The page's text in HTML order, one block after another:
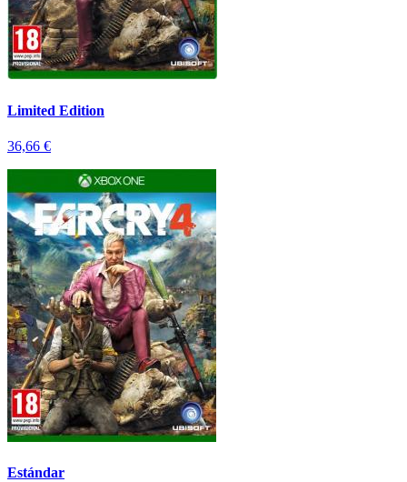
Limited Edition
36,66 €
Estándar